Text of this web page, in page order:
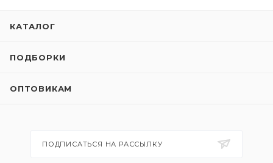
КАТАЛОГ
ПОДБОРКИ
ОПТОВИКАМ
ПОДПИСАТЬСЯ НА РАССЫЛКУ